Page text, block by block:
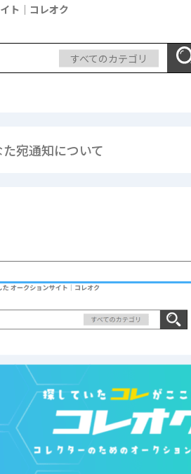
ト｜コレオク
すべてのカテゴリ
宛通知について